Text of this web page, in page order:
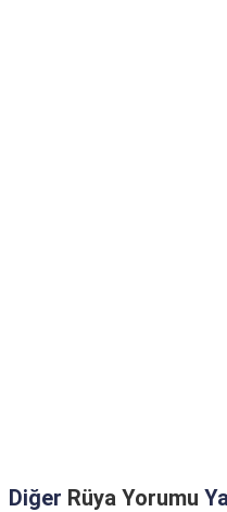
Diğer Rüya Yorumu